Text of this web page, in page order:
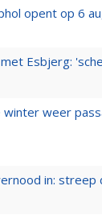
opent op 6
Esbjerg:
winter weer
in: